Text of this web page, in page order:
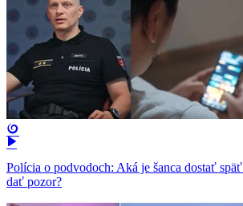
Polícia o podvodoch: Aká je šanca dostať späť
dať pozor?